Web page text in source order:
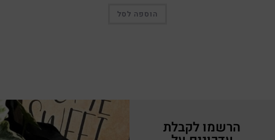
הוספה לסל
הרשמו לקבלת